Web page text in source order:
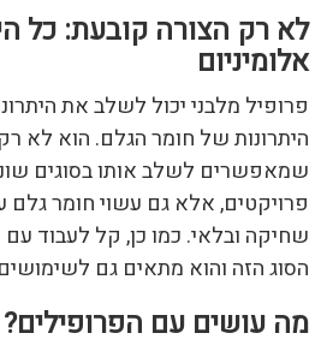
לא רק הצורה קובעת: כל
אלומיניום
פרופיל מלבני יכול לשלב את
היתרונות של חומר הגלם. הוא לא
שמאפשרים לשלב אותו בסוגים
פרויקטים, אלא גם עשוי חומר גלם
שחיקה ובלאי. כמו כן, קל לעבוד עם
הסוג הזה והוא מתאים גם
מה עושים עם הפרופילים?